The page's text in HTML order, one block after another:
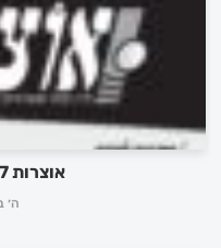
אוצרות 237 – בא תשעה
ה׳